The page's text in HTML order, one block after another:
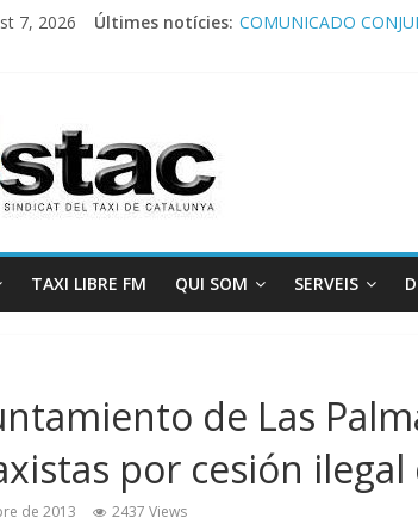
7, 2026 Últimes notícies: COMUNICADO
TAXI LIBRE FM QUI SOM SERVEIS
de Las
por cesión ilegal
de 2013 2437 Views